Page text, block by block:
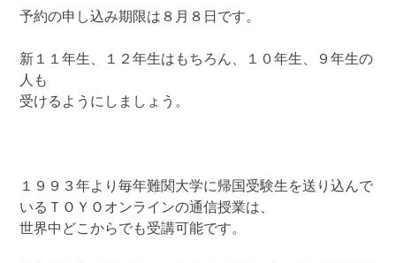
予約の申し込み期限は８月８日です。
新１１年生、１２年生はもちろん、１０年生、９年生の
人も
受けるようにしましょう。
１９９３年より毎年難関大学に帰国受験生を送り込んで
いるＴＯＹＯオンラインの通信授業は、
世界中どこからでも受講可能です。